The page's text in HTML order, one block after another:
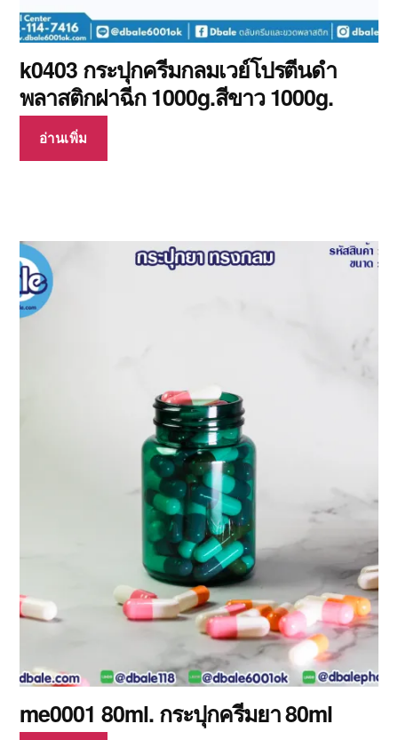
k0403 กระปุกครีมกลมเวย์โปรตีนดำ
พลาสติกฝาฉีก 1000g.สีขาว 1000g.
อ่านเพิ่ม
me0001 80ml. กระปุกครีมยา 80ml